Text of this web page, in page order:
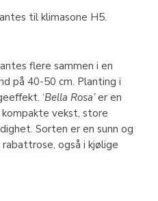
til klimasone H5.
flere sammen i en
på 40-50 cm. Planting i
‘Bella Rosa’er en
vekst, store
Sorten er en sunn og
også i kjølige